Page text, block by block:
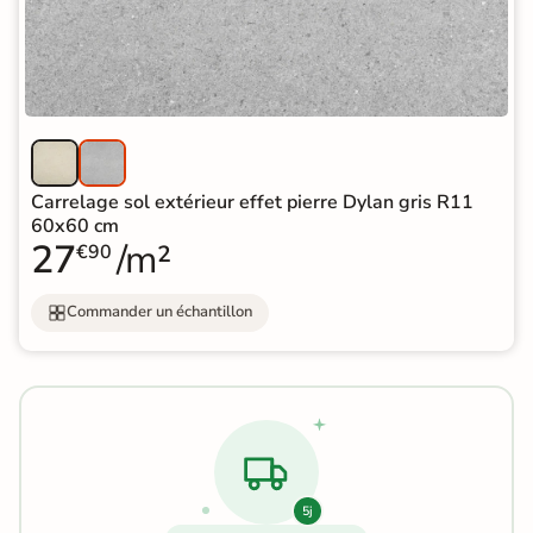
Carrelage sol extérieur effet pierre Dylan gris R11
60x60 cm
27€90 /m²
Commander un échantillon
5j